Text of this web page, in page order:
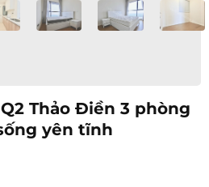
Thảo Điền 3 phòng
yên tĩnh